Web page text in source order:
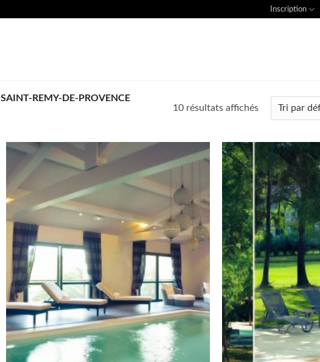
Inscription
SAINT-REMY-DE-PROVENCE
10 résultats affichés